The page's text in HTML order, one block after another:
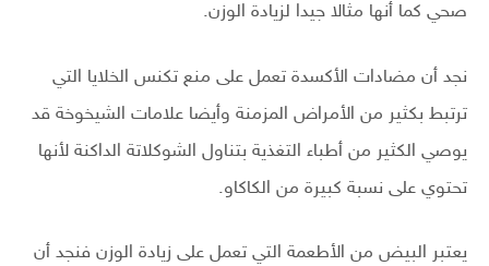
صحي كما أنها مثالا جيدا لزيادة الوزن.
نجد أن مضادات الأكسدة تعمل على منع تكنس الخلايا التي
ترتبط بكثير من الأمراض المزمنة وأيضا علامات الشيخوخة قد
يوصي الكثير من أطباء التغذية بتناول الشوكلاتة الداكنة لأنها
تحتوي على نسبة كبيرة من الكاكاو.
يعتبر البيض من الأطعمة التي تعمل على زيادة الوزن فنجد أن